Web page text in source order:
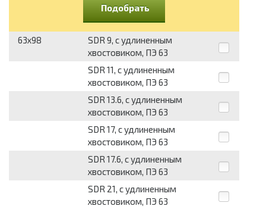
Подобрать
63x98
SDR 9, с удлиненным
хвостовиком, ПЭ 63
SDR 11, с удлиненным
хвостовиком, ПЭ 63
SDR 13.6, с удлиненным
хвостовиком, ПЭ 63
SDR 17, с удлиненным
хвостовиком, ПЭ 63
SDR 17.6, с удлиненным
хвостовиком, ПЭ 63
SDR 21, с удлиненным
хвостовиком, ПЭ 63